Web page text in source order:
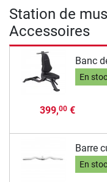
Station de
Accessoires
Banc
En
399,00€
Barre
En